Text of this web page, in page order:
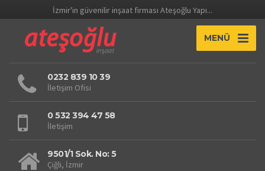
İzmir'in güvenilir inşaat firması Ateşoğlu Yapı...
MENÜ
0232 839 10 39
İletişim Ofisi
0 532 394 47 58
İletişim
9501/1 Sok. No: 5
Çiğli, İzmir